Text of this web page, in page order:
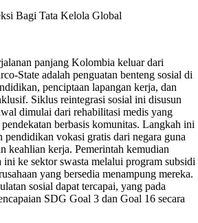
Bagi Tata Kelola Global
panjang Kolombia keluar dari
State adalah penguatan benteng sosial di
penciptaan lapangan kerja, dan
Siklus reintegrasi sosial ini disusun
dimulai dari rehabilitasi medis yang
berbasis komunitas. Langkah ini
pendidikan vokasi gratis dari negara guna
keahlian kerja. Pemerintah kemudian
ke sektor swasta melalui program subsidi
yang bersedia menampung mereka.
sosial dapat tercapai, yang pada
SDG Goal 3 dan Goal 16 secara